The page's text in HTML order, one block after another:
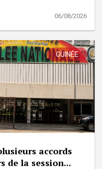
06/08/2026
GUINÉE
accords
de la session...